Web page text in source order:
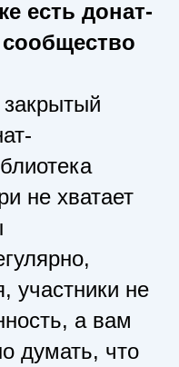
есть донат-
не хватает
участники не
а вам
думать, что